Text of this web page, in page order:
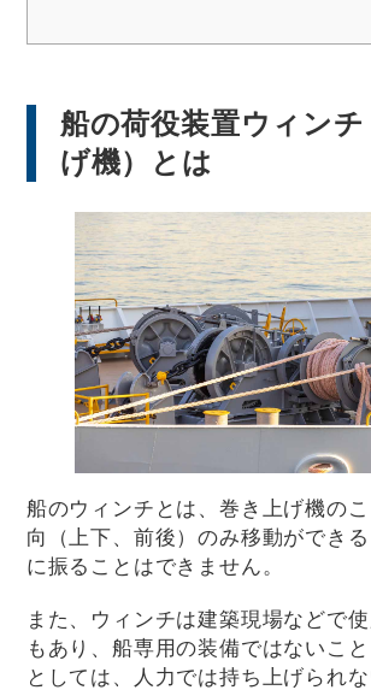
船の荷役装置ウィン
げ機）とは
船のウィンチとは、巻き上げ機の
向（上下、前後）のみ移動ができ
に振ることはできません。
また、ウィンチは建築現場などで
もあり、船専用の装備ではないこ
としては、人力では持ち上げられ